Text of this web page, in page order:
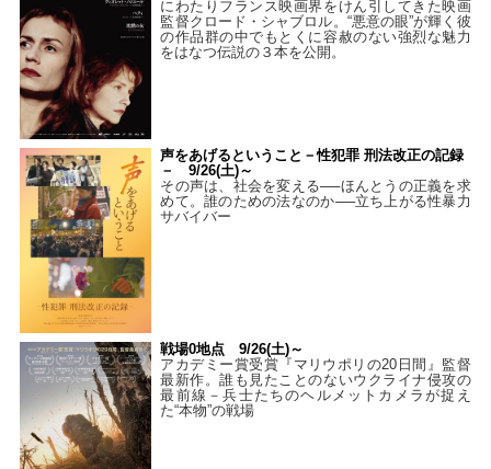
にわたりフランス映画界をけん引してきた映画
監督クロード・シャブロル。“悪意の眼”が輝く彼
の作品群の中でもとくに容赦のない強烈な魅力
をはなつ伝説の３本を公開。
声をあげるということ－性犯罪 刑法改正の記録
－ 9/26(土)～
その声は、社会を変える──ほんとうの正義を求
めて。誰のための法なのか──立ち上がる性暴力
サバイバー
戦場0地点 9/26(土)～
アカデミー賞受賞『マリウポリの20日間』監督
最新作。誰も見たことのないウクライナ侵攻の
最前線－兵士たちのヘルメットカメラが捉え
た“本物”の戦場